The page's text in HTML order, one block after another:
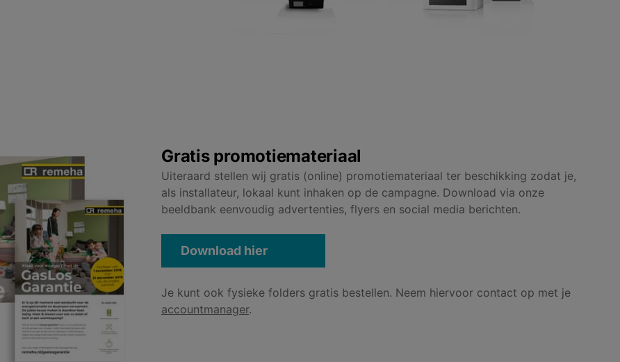
Gratis promotiemateriaal
Uiteraard stellen wij gratis (online) promotiemateriaal ter beschikking zodat je,
als installateur, lokaal kunt inhaken op de campagne. Download via onze
beeldbank eenvoudig advertenties, flyers en social media berichten.
Download hier
Je kunt ook fysieke folders gratis bestellen. Neem hiervoor contact op met je
accountmanager.